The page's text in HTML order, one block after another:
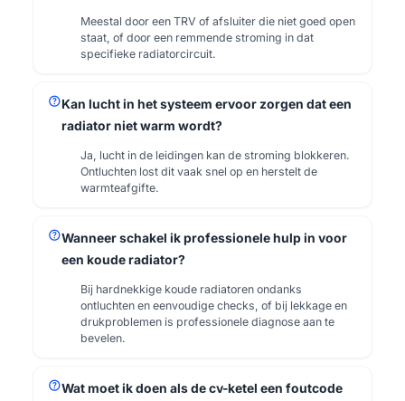
Meestal door een TRV of afsluiter die niet goed open
staat, of door een remmende stroming in dat
specifieke radiatorcircuit.
helpKan lucht in het systeem ervoor zorgen dat een
radiator niet warm wordt?
Ja, lucht in de leidingen kan de stroming blokkeren.
Ontluchten lost dit vaak snel op en herstelt de
warmteafgifte.
helpWanneer schakel ik professionele hulp in voor
een koude radiator?
Bij hardnekkige koude radiatoren ondanks
ontluchten en eenvoudige checks, of bij lekkage en
drukproblemen is professionele diagnose aan te
bevelen.
helpWat moet ik doen als de cv-ketel een foutcode